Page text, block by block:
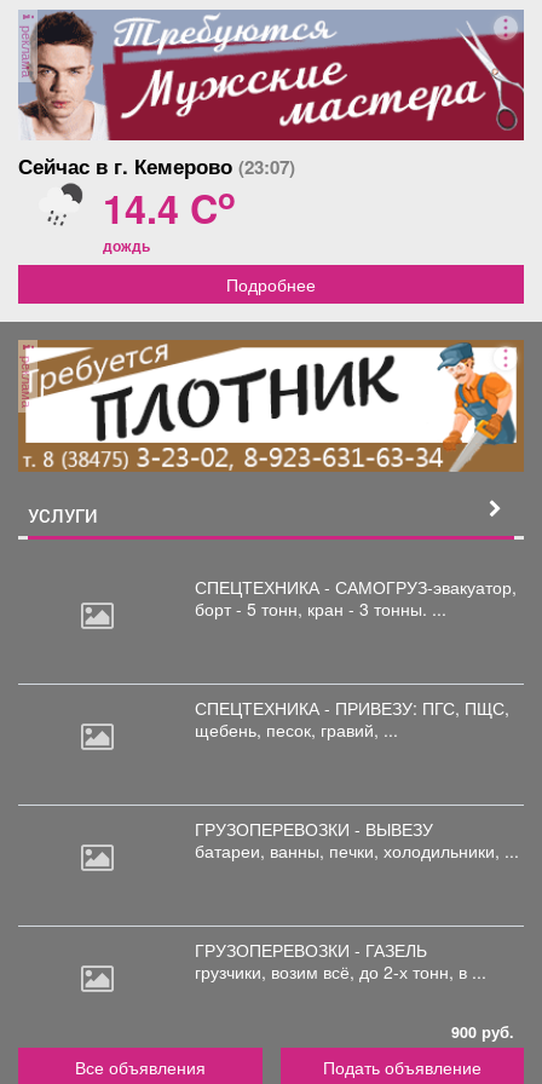
перспективу, торг уместен.
взрослый собственник,
быстрый выход на сделку.
реклама
Сейчас в г. Кемерово (23:07)
14.4 Co
дождь
Подробнее
реклама
УСЛУГИ
СПЕЦТЕХНИКА - САМОГРУЗ-эвакуатор,
борт - 5 тонн, кран - 3 тонны. ...
СПЕЦТЕХНИКА - ПРИВЕЗУ: ПГС, ПЩС,
щебень, песок, гравий, ...
ГРУЗОПЕРЕВОЗКИ - ВЫВЕЗУ
батареи, ванны, печки, холодильники, ...
ГРУЗОПЕРЕВОЗКИ - ГАЗЕЛЬ
грузчики, возим всё, до 2-х тонн, в ...
900 руб.
Все объявления Подать объявление